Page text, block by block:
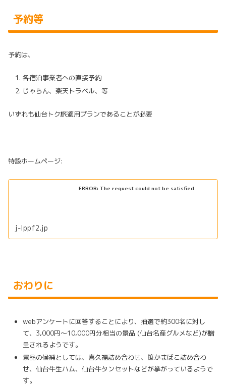
予約等
予約は、
各宿泊事業者への直接予約
じゃらん、楽天トラベル、等
いずれも仙台トク旅適用プランであることが必要
特設ホームページ:
ERROR: The request could not be satisfied
j-lppf2.jp
おわりに
webアンケートに回答することにより、抽選で約300名に対し
て、3,000円～10,000円分相当の景品 (仙台名産グルメなど)が贈
呈されるようです。
景品の候補としては、喜久福詰め合わせ、笹かまぼこ詰め合わ
せ、仙台牛生ハム、仙台牛タンセットなどが挙がっているようで
す。